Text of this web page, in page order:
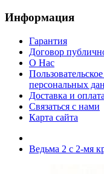
Информация
Гарантия
Договор
О Нас
персональных
Доставка и оплата
Связаться с нами
Карта сайта
Ведьма 2 с 2-мя